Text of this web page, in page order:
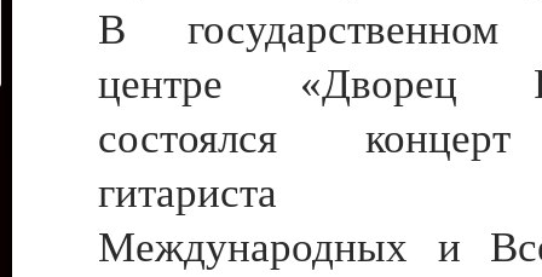
В государственном
центре «Дворец
состоялся
гитариста
Международных и